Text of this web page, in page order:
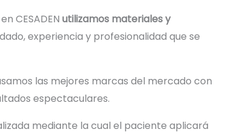
CESADEN utilizamos materiales y
experiencia y profesionalidad que se
las mejores marcas del mercado con
espectaculares.
mediante la cual el paciente aplicará